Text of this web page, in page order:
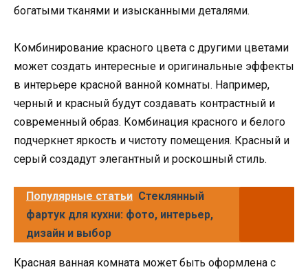
богатыми тканями и изысканными деталями.
Комбинирование красного цвета с другими цветами
может создать интересные и оригинальные эффекты
в интерьере красной ванной комнаты. Например,
черный и красный будут создавать контрастный и
современный образ. Комбинация красного и белого
подчеркнет яркость и чистоту помещения. Красный и
серый создадут элегантный и роскошный стиль.
Популярные статьи Стеклянный
фартук для кухни: фото, интерьер,
дизайн и выбор
Красная ванная комната может быть оформлена с